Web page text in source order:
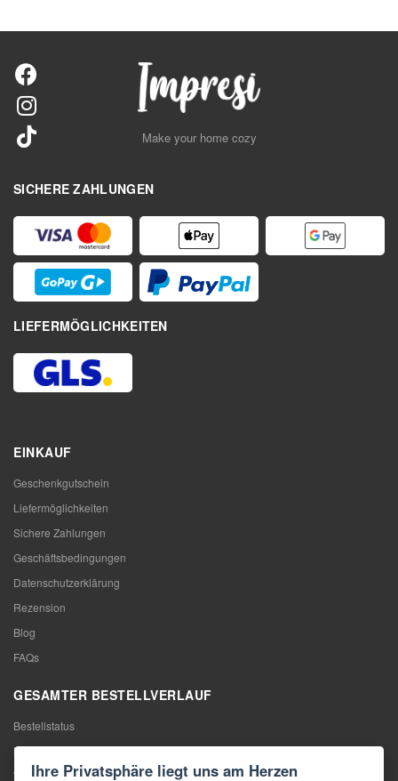
Make your home cozy
SICHERE ZAHLUNGEN
LIEFERMÖGLICHKEITEN
EINKAUF
Geschenkgutschein
Liefermöglichkeiten
Sichere Zahlungen
Geschäftsbedingungen
Datenschutzerklärung
Rezension
Blog
FAQs
GESAMTER BESTELLVERLAUF
Bestellstatus
Meine Bestellung
Warentausch
Ihre Privatsphäre liegt uns am Herzen